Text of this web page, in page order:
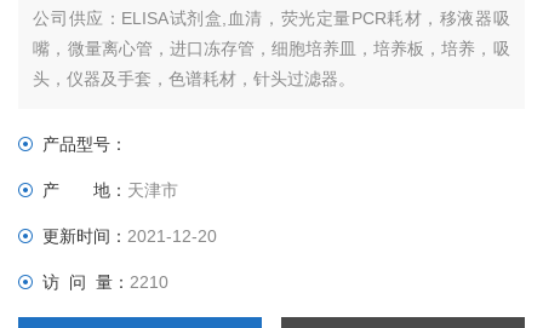
公司供应：ELISA试剂盒,血清，荧光定量PCR耗材，移液器吸
嘴，微量离心管，进口冻存管，细胞培养皿，培养板，培养，吸
头，仪器及手套，色谱耗材，针头过滤器。
产品型号：
产 地： 天津市
更新时间：2021-12-20
访 问 量：2210